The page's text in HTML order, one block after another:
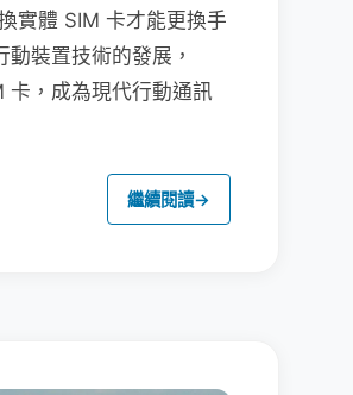
實體 SIM 卡才能更換手
裝置技術的發展，
卡，成為現代行動通訊
繼續閱讀→